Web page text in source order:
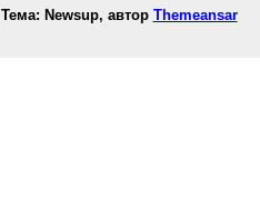
Тема: Newsup, автор Themeansar